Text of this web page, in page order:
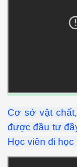
Cơ sở vật
được đầu tư
Học viên đi